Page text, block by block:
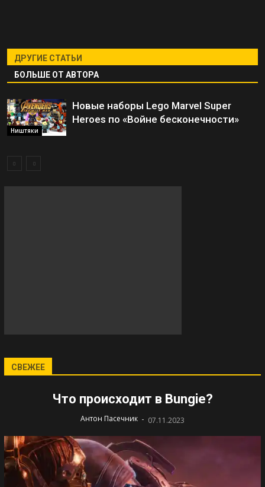
ДРУГИЕ СТАТЬИ
БОЛЬШЕ ОТ АВТОРА
Ништяки
Новые наборы Lego Marvel Super
Heroes по «Войне бесконечности»
СВЕЖЕЕ
Что происходит в Bungie?
Антон Пасечник - 07.11.2023